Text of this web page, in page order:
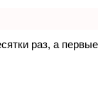
раз, а